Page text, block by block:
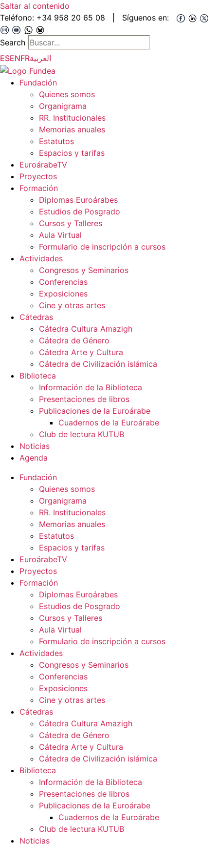
Saltar al contenido
Teléfono: +34 958 20 65 08 Síguenos en:
Search
ESENFRالعربية
Fundación
Quienes somos
Organigrama
RR. Institucionales
Memorias anuales
Estatutos
Espacios y tarifas
EuroárabeTV
Proyectos
Formación
Diplomas Euroárabes
Estudios de Posgrado
Cursos y Talleres
Aula Virtual
Formulario de inscripción a cursos
Actividades
Congresos y Seminarios
Conferencias
Exposiciones
Cine y otras artes
Cátedras
Cátedra Cultura Amazigh
Cátedra de Género
Cátedra Arte y Cultura
Cátedra de Civilización islámica
Biblioteca
Información de la Biblioteca
Presentaciones de libros
Publicaciones de la Euroárabe
Cuadernos de la Euroárabe
Club de lectura KUTUB
Noticias
Agenda
Fundación
Quienes somos
Organigrama
RR. Institucionales
Memorias anuales
Estatutos
Espacios y tarifas
EuroárabeTV
Proyectos
Formación
Diplomas Euroárabes
Estudios de Posgrado
Cursos y Talleres
Aula Virtual
Formulario de inscripción a cursos
Actividades
Congresos y Seminarios
Conferencias
Exposiciones
Cine y otras artes
Cátedras
Cátedra Cultura Amazigh
Cátedra de Género
Cátedra Arte y Cultura
Cátedra de Civilización islámica
Biblioteca
Información de la Biblioteca
Presentaciones de libros
Publicaciones de la Euroárabe
Cuadernos de la Euroárabe
Club de lectura KUTUB
Noticias